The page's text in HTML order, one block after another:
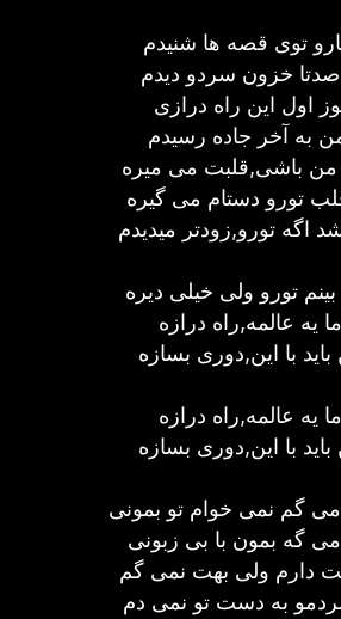
توی قصه ها شنیدم
صدتا خزون سردو دیدم
اول این راه درازی
به آخر جاده رسیدم
من باشی,قلبت می میره
تورو دستام می گیره
اگه تورو,زودتر میدیدم
تورو ولی خیلی دیره
یه عالمه,راه درازه
با این,دوری بسازه
یه عالمه,راه درازه
با این,دوری بسازه
گم نمی خوام تو بمونی
گه بمون با بی زبونی
دارم ولی بهت نمی گم
به دست تو نمی دم